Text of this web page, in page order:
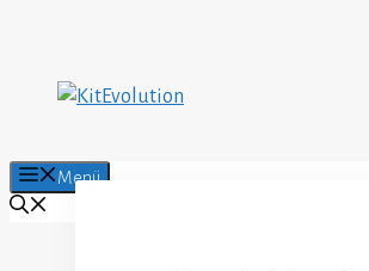
springen
Menü